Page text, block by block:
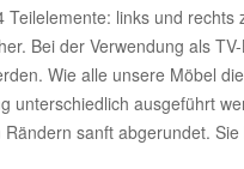
Teilelemente: links und
Bei der Verwendung als
Wie alle unsere Möbel
unterschiedlich ausgeführt
sanft abgerundet.